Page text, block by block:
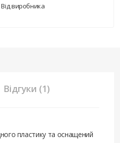
Від виробника
Відгуки (1)
пластику та оснащений